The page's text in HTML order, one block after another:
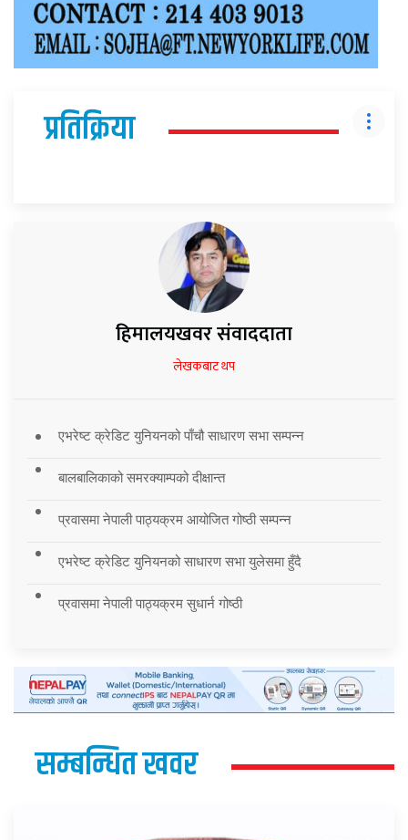
प्रतिक्रिया
हिमालयखवर संवाददाता
लेखकबाट थप
एभरेष्ट क्रेडिट युनियनको पाँचौ साधारण सभा सम्पन्न
बालबालिकाको समरक्याम्पको दीक्षान्त
प्रवासमा नेपाली पाठ्यक्रम आयोजित गोष्ठी सम्पन्न
एभरेष्ट क्रेडिट युनियनको साधारण सभा युलेसमा हुँदै
प्रवासमा नेपाली पाठ्यक्रम सुधार्न गोष्ठी
सम्बन्धित खवर